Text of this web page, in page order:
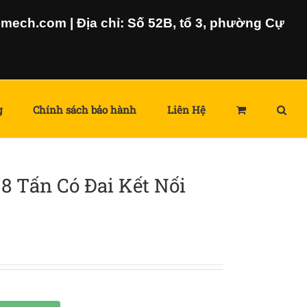
| Địa chỉ: Số 52B, tổ 3, phường Cự
Chính sách bảo hành Liên Hệ
Tấn Có Đai Kết Nối